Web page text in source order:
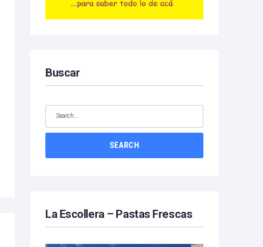
Buscar
SEARCH
La Escollera – Pastas Frescas